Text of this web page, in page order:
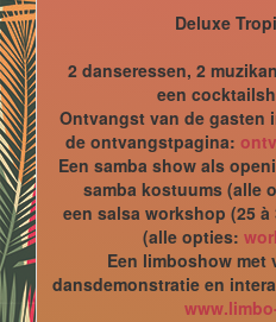
Deluxe
2 danseressen, 2
een
Ontvangst van de gasten
de ontvangstpagina:
Een samba show als
samba kostuums (alle
een salsa workshop (25
(alle opties:
Een limboshow met
dansdemonstratie en